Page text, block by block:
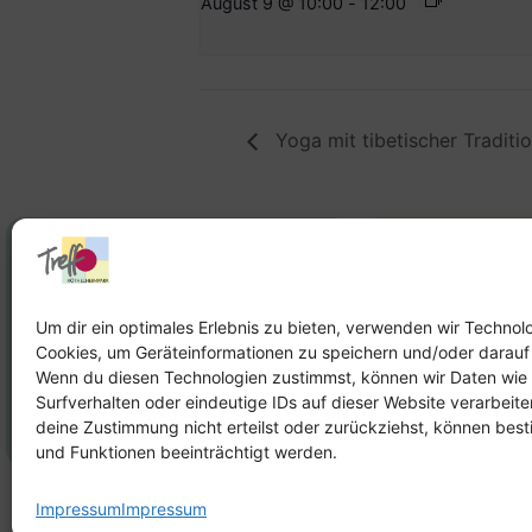
Um dir ein optimales Erlebnis zu bieten, verwenden wir
Cookies, um Geräteinformationen zu speichern und/oder
Wenn du diesen Technologien zustimmst, können wir Daten wie
Surfverhalten oder eindeutige IDs auf dieser Website
deine Zustimmung nicht erteilst oder zurückziehst, können
und Funktionen beeinträchtigt werden.
ImpressumImpressum
Yoga mit tibetischer
Stadtteilhaus
Tel.:09131-9232777
E-Mail: leitung@treffpunkt-
roethelheimpark.de
Tel.: Telefon:
E-Mail: